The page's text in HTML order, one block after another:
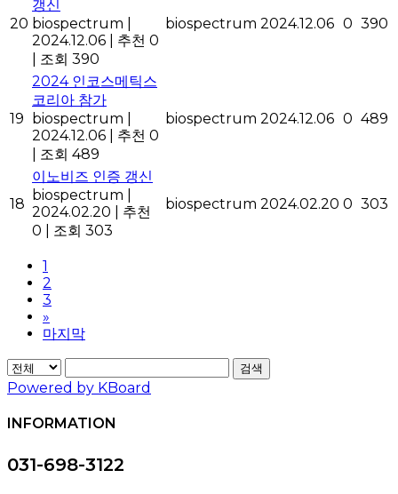
20
갱신
biospectrum
2024.12.06
추천 0
조회 390
biospectrum 2024.12.06 0 390
19
2024 인코스메틱스
코리아 참가
biospectrum
2024.12.06
추천 0
조회 489
biospectrum 2024.12.06 0 489
18
이노비즈 인증 갱신
biospectrum
2024.02.20
추천
0
조회 303
biospectrum 2024.02.20 0 303
1
2
3
»
마지막
검색
Powered by KBoard
INFORMATION
031-698-3122